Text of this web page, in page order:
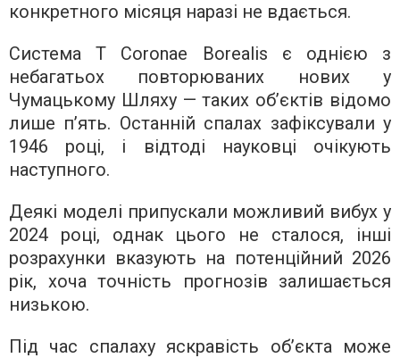
конкретного місяця наразі не вдається.
Система T Coronae Borealis є однією з
небагатьох повторюваних нових у
Чумацькому Шляху — таких об’єктів відомо
лише п’ять. Останній спалах зафіксували у
1946 році, і відтоді науковці очікують
наступного.
Деякі моделі припускали можливий вибух у
2024 році, однак цього не сталося, інші
розрахунки вказують на потенційний 2026
рік, хоча точність прогнозів залишається
низькою.
Під час спалаху яскравість об’єкта може